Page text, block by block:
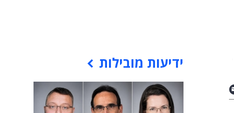
ידיעות מובילות